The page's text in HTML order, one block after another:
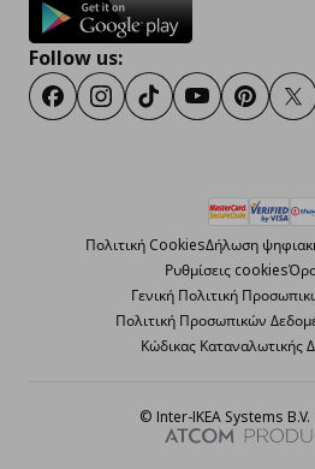
Follow us:
FacebookInstagram
TikTokYoutube
Πολιτική CookiesΔήλωση
Ρυθμίσεις cookies
Γενική Πολιτική
Πολιτική Προσωπικών
Κώδικας Καταναλωτικής
© Inter-IKEA Systems